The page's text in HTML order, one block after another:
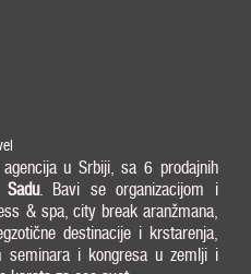
u Srbiji, sa 6 prodajnih
. Bavi se organizacijom i
& spa, city break aranžmana,
destinacije i krstarenja,
seminara i kongresa u zemlji i